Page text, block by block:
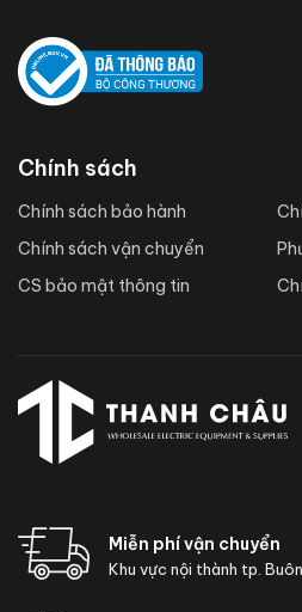
Chính sách
Chính sách bảo hành
Chính sách vận chuyển
CS bảo mật thông tin
Miễn phí vận chuyển
Khu vực nội thành tp.